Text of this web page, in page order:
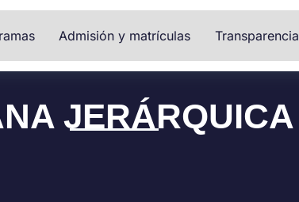
Admisión y matrículas Transparencia
JERÁRQUICA